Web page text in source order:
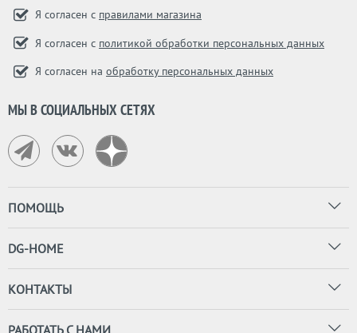
Я согласен с правилами магазина
Я согласен с политикой обработки персональных данных
Я согласен на обработку персональных данных
МЫ В СОЦИАЛЬНЫХ СЕТЯХ
ПОМОЩЬ
DG-HOME
КОНТАКТЫ
РАБОТАТЬ С НАМИ